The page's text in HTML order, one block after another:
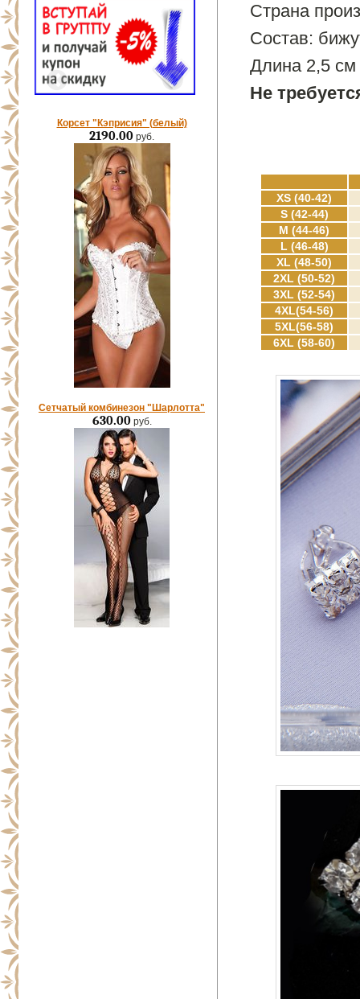
Корсет "Кэприсия" (белый)
2190.00 руб.
Сетчатый комбинезон "Шарлотта"
630.00руб.
Страна
Состав:
Длина 2,5 см
Не
XS (40-42)
S (42-44)
M (44-46)
L (46-48)
XL (48-50)
2XL (50-52)
3XL (52-54)
4XL(54-56)
5XL(56-58)
6XL (58-60)